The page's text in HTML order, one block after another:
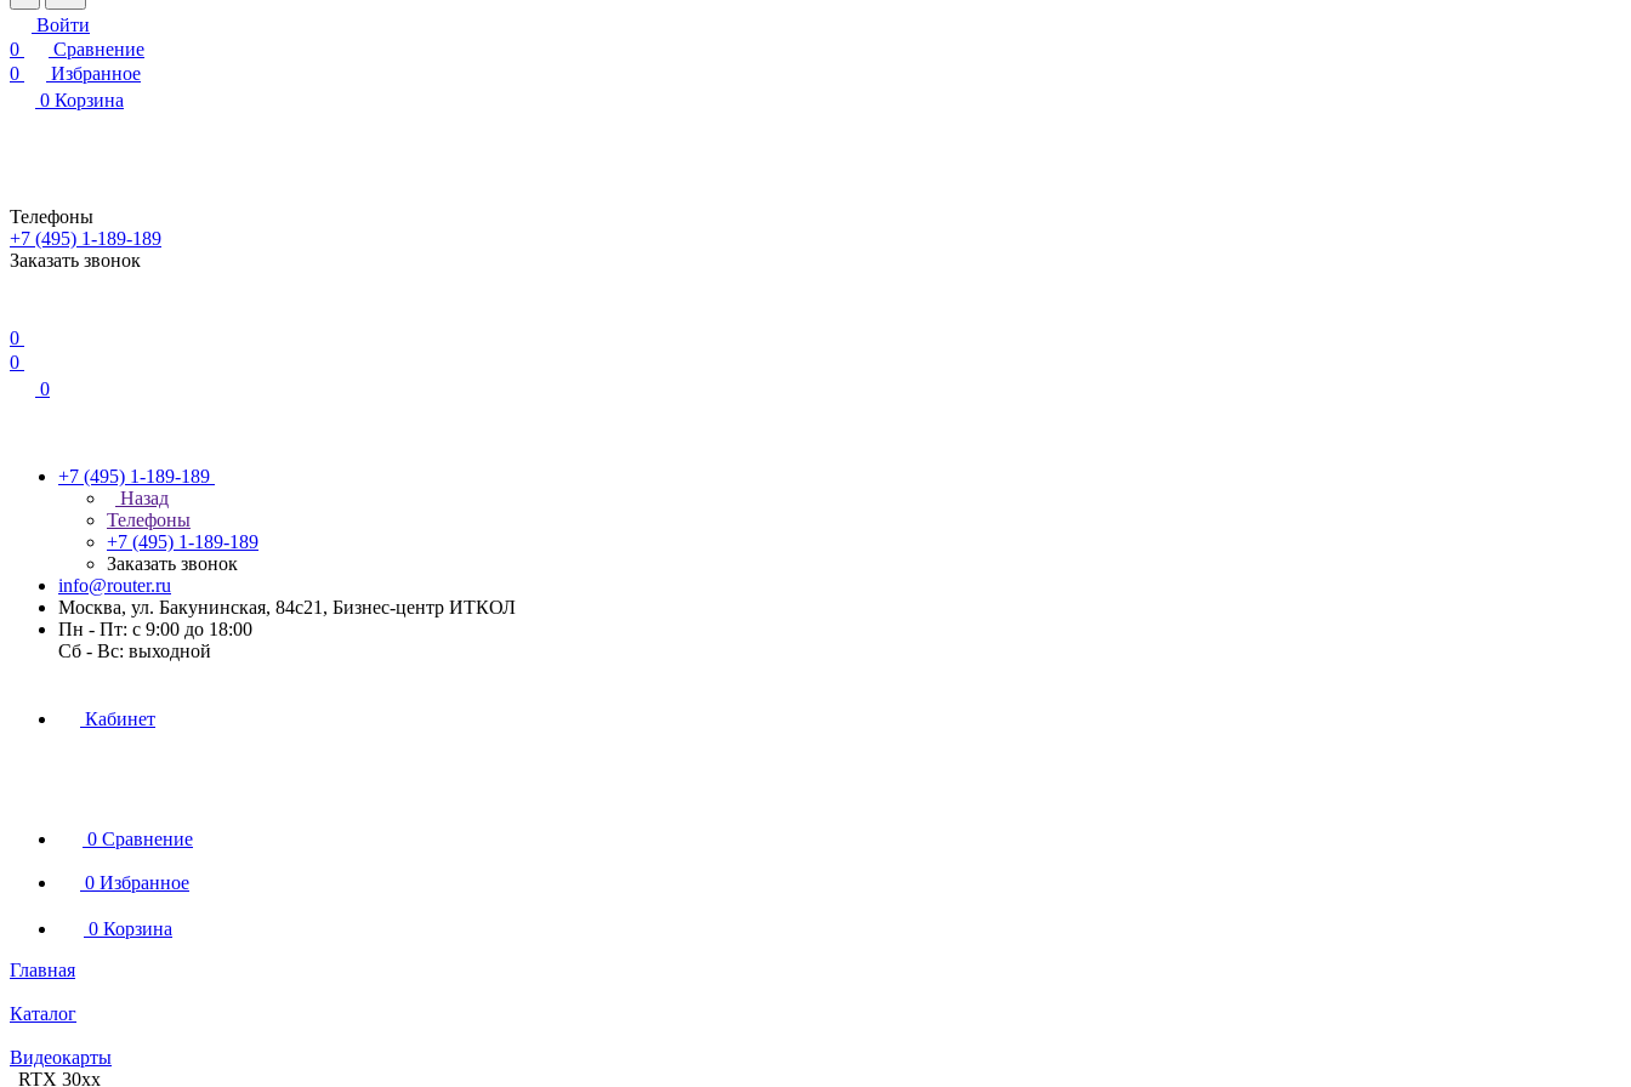
Войти
0
Сравнение
0
Избранное
0 Корзина
Телефоны
+7 (495) 1-189-189
Заказать звонок
0
0
0
+7 (495) 1-189-189
Назад
Телефоны
+7 (495) 1-189-189
Заказать звонок
info@router.ru
Москва, ул. Бакунинская, 84с21, Бизнес-центр ИТКОЛ
Пн - Пт: с 9:00 до 18:00
Cб - Вс: выходной
Кабинет
0 Сравнение
0 Избранное
0 Корзина
Главная
Каталог
Видеокарты
RTX 30xx